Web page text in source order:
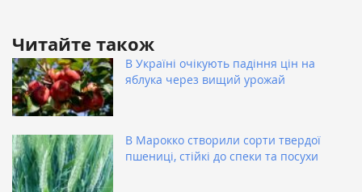
Читайте також
В Україні очікують падіння цін на
яблука через вищий урожай
В Марокко створили сорти твердої
пшениці, стійкі до спеки та посухи